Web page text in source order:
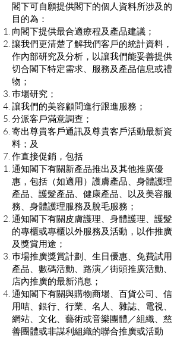
閣下可自願提供閣下的個人資料所涉及的
目的為：
向閣下提供最合適療程及產品建議；
讓我們更清楚了解我們客戶的統計資料，
作內部研究及分析，以讓我們能妥善提供
切合閣下特定需求、服務及產品信息或禮
物；
巿場研究；
讓我們的美容顧問進行跟進服務；
分派客戶滿意調查；
寄出尊貴客戶通訊及尊貴客戶活動最新資
料；及
作直接促銷，包括
通知閣下有關新產品推出及其他推廣優
惠，包括（如適用）護膚產品、身體護理
產品、護髮產品、健康產品、以及美容服
務、身體護理服務及脫毛服務；
通知閣下有關皮膚護理、身體護理、護髮
的專櫃或專櫃以外服務及活動，以作推廣
及獎賞用途；
巿場推廣獎賞計劃、生日優惠、免費試用
產品、數碼活動、路演／街頭推廣活動、
店內推廣的最新消息；
通知閣下有關與購物商場、百貨公司、信
用咭、銀行、行業、名人、雜誌、電視、
網站、文化、藝術或音樂團體／組織、慈
善團體或非謀利組織的聯合推廣或活動